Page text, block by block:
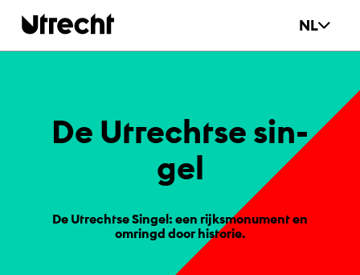
NL
De Ut­recht­se sin­
gel
De Utrechtse Singel: een rijksmonument en
omringd door historie.